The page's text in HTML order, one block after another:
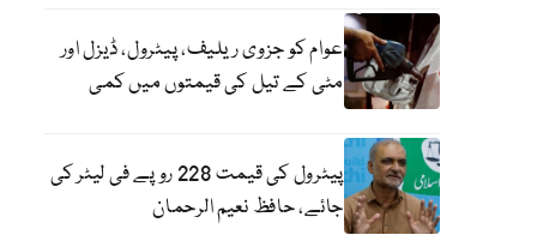
عوام کو جزوی ریلیف، پیٹرول، ڈیزل اور
مٹی کے تیل کی قیمتوں میں کمی
پیٹرول کی قیمت 228 روپے فی لیٹر کی
جائے، حافظ نعیم الرحمان